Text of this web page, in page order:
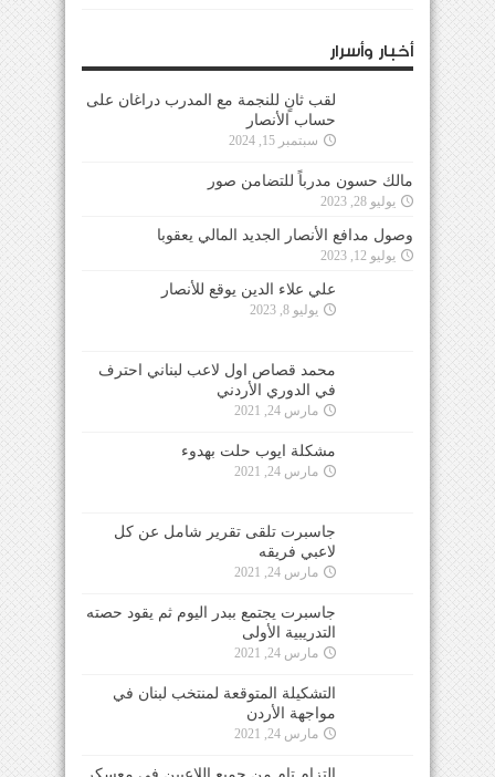
أخبار وأسرار
لقب ثانٍ للنجمة مع المدرب دراغان على
حساب الأنصار
سبتمبر 15, 2024
مالك حسون مدرباً للتضامن صور
يوليو 28, 2023
وصول مدافع الأنصار الجديد المالي يعقوبا
يوليو 12, 2023
علي علاء الدين يوقع للأنصار
يوليو 8, 2023
محمد قصاص اول لاعب لبناني احترف
في الدوري الأردني
مارس 24, 2021
مشكلة ايوب حلت بهدوء
مارس 24, 2021
جاسبرت تلقى تقرير شامل عن كل
لاعبي فريقه
مارس 24, 2021
جاسبرت يجتمع ببدر اليوم ثم يقود حصته
التدريبية الأولى
مارس 24, 2021
التشكيلة المتوقعة لمنتخب لبنان في
مواجهة الأردن
مارس 24, 2021